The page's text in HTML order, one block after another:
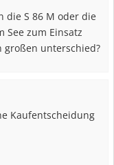
die S 86 M oder die
See zum Einsatz
großen unterschied?
Kaufentscheidung